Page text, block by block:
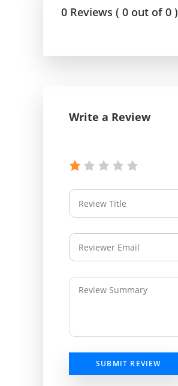
0 Reviews ( 0 out of 0 )
Write a Review
SUBMIT REVIEW